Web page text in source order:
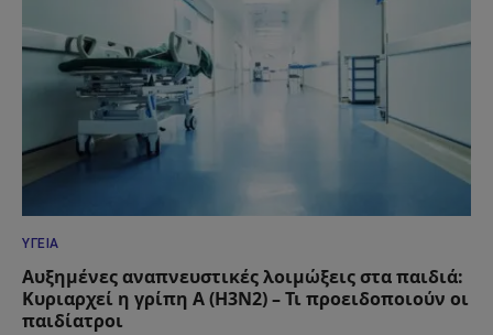
ΥΓΕΊΑ
Αυξημένες αναπνευστικές λοιμώξεις στα παιδιά:
Κυριαρχεί η γρίπη Α (Η3Ν2) – Τι προειδοποιούν οι
παιδίατροι